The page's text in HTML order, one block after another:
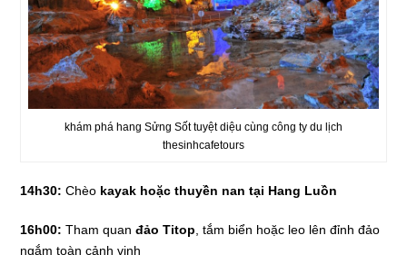
khám phá hang Sửng Sốt tuyệt diệu cùng công ty du lịch
thesinhcafetours
14h30: Chèo kayak hoặc thuyền nan tại Hang Luồn
16h00: Tham quanđảo Titop, tắm biển hoặc leo lên đỉnh đảo
ngắm toàn cảnh vịnh